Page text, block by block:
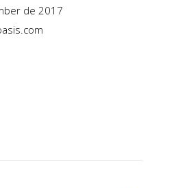
de 2017